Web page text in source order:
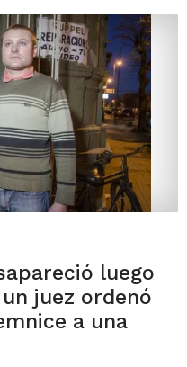
luego
juez ordenó
a una